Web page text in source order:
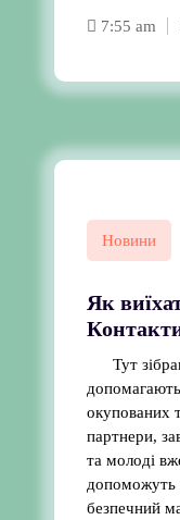
7:55 am
Новини
Як
Тут
окупованих
партнери,
та молоді
допоможуть
безпечний